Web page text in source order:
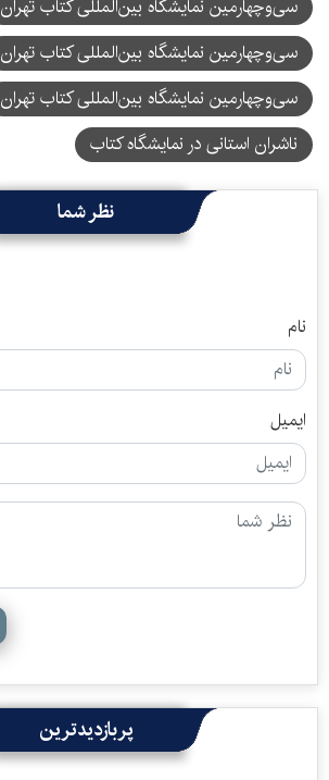
سی‌وچهارمین نمایشگاه بین‌المللی کتاب تهران
سی‌وچهارمین نمایشگاه بین‌المللی کتاب تهران
سی‌‌وچهارمین نمایشگاه بین‌المللی کتاب تهران
ناشران استانی در نمایشگاه کتاب
نظر شما
نام
ایمیل
پربازدیدترین